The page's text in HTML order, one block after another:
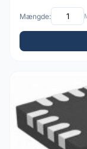
Mængde: